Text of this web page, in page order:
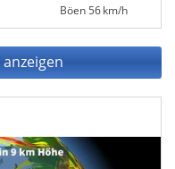
Böen 56 km/h